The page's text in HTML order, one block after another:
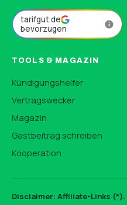
tarifgut.de
bevorzugen
TOOLS & MAGAZIN
Kündigungshelfer
Vertragswecker
Magazin
Gastbeitrag schreiben
Kooperation
Disclaimer: Affiliate-Links (*).